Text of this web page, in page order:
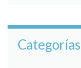
Categorías